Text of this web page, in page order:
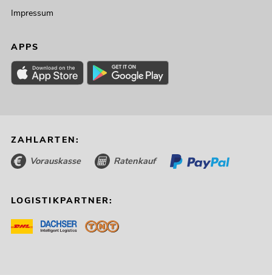
Impressum
APPS
ZAHLARTEN:
Vorauskasse Ratenkauf
LOGISTIKPARTNER: